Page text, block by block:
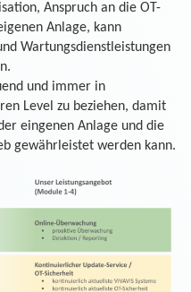
Anspruch an die OT-
Anlage, kann
Wartungsdienstleistungen
und immer in
Level zu beziehen, damit
eingenen Anlage und die
gewährleistet werden kann.